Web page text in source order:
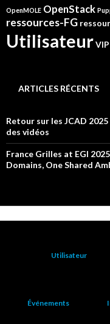
OpenMOLE OpenStack
ressources-FG
UtilisateurVIP
ARTICLES RÉCENTS
Retour sur les JCAD
des vidéos
France Grilles at EGI
Domains, One Shared
Utilisateur
Événements